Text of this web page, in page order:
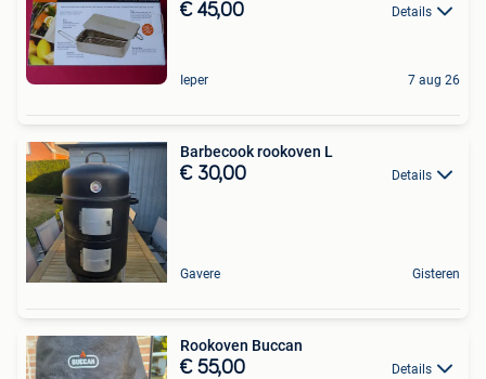
€ 45,00 Details
Ieper 7 aug 26
Barbecook rookoven L
€ 30,00 Details
Gavere Gisteren
Rookoven Buccan
€ 55,00 Details